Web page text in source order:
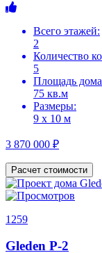
Всего этажей:
2
Количество
5
Площадь
75 кв.м
Размеры:
9 х 10 м
3 870 000 ₽
Расчет стоимости
1259
Gleden P-2